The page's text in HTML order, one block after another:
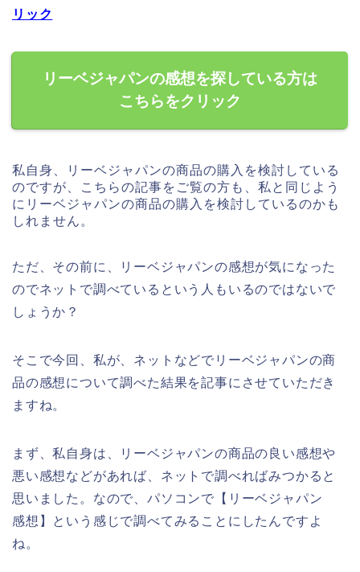
リック
リーベジャパンの感想を探している方は
こちらをクリック
私自身、リーベジャパンの商品の購入を検討している
のですが、こちらの記事をご覧の方も、私と同じよう
にリーベジャパンの商品の購入を検討しているのかも
しれません。
ただ、その前に、リーベジャパンの感想が気になった
のでネットで調べているという人もいるのではないで
しょうか？
そこで今回、私が、ネットなどでリーベジャパンの商
品の感想について調べた結果を記事にさせていただき
ますね。
まず、私自身は、リーベジャパンの商品の良い感想や
悪い感想などがあれば、ネットで調べればみつかると
思いました。なので、パソコンで【リーベジャパン
感想】という感じで調べてみることにしたんですよ
ね。